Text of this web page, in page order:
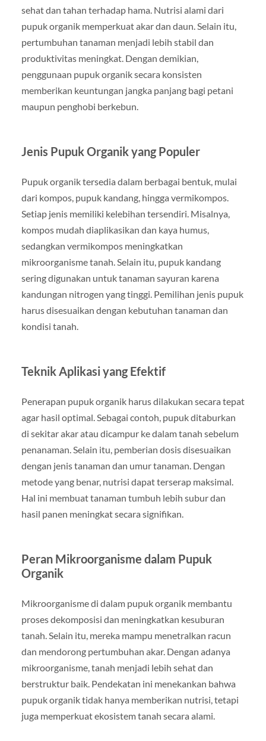
sehat dan tahan terhadap hama. Nutrisi alami dari
pupuk organik memperkuat akar dan daun. Selain itu,
pertumbuhan tanaman menjadi lebih stabil dan
produktivitas meningkat. Dengan demikian,
penggunaan pupuk organik secara konsisten
memberikan keuntungan jangka panjang bagi petani
maupun penghobi berkebun.
Jenis Pupuk Organik yang Populer
Pupuk organik tersedia dalam berbagai bentuk, mulai
dari kompos, pupuk kandang, hingga vermikompos.
Setiap jenis memiliki kelebihan tersendiri. Misalnya,
kompos mudah diaplikasikan dan kaya humus,
sedangkan vermikompos meningkatkan
mikroorganisme tanah. Selain itu, pupuk kandang
sering digunakan untuk tanaman sayuran karena
kandungan nitrogen yang tinggi. Pemilihan jenis pupuk
harus disesuaikan dengan kebutuhan tanaman dan
kondisi tanah.
Teknik Aplikasi yang Efektif
Penerapan pupuk organik harus dilakukan secara tepat
agar hasil optimal. Sebagai contoh, pupuk ditaburkan
di sekitar akar atau dicampur ke dalam tanah sebelum
penanaman. Selain itu, pemberian dosis disesuaikan
dengan jenis tanaman dan umur tanaman. Dengan
metode yang benar, nutrisi dapat terserap maksimal.
Hal ini membuat tanaman tumbuh lebih subur dan
hasil panen meningkat secara signifikan.
Peran Mikroorganisme dalam Pupuk
Organik
Mikroorganisme di dalam pupuk organik membantu
proses dekomposisi dan meningkatkan kesuburan
tanah. Selain itu, mereka mampu menetralkan racun
dan mendorong pertumbuhan akar. Dengan adanya
mikroorganisme, tanah menjadi lebih sehat dan
berstruktur baik. Pendekatan ini menekankan bahwa
pupuk organik tidak hanya memberikan nutrisi, tetapi
juga memperkuat ekosistem tanah secara alami.